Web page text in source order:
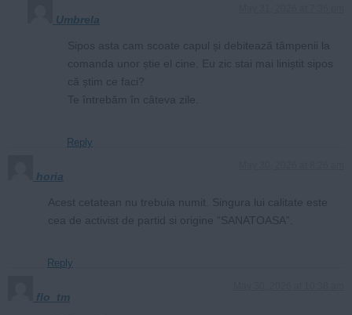
Umbrela
Reply
horia
Reply
flo_tm